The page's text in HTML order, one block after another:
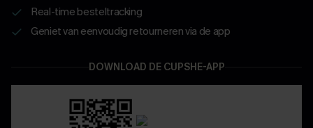
Real-time besteltracking
Geniet van eenvoudig retourneren via de app
DOWNLOAD DE CUPSHE-APP